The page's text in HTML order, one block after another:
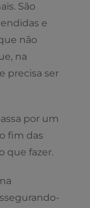
São
e
não
na
precisa ser
por um
fim das
que fazer.